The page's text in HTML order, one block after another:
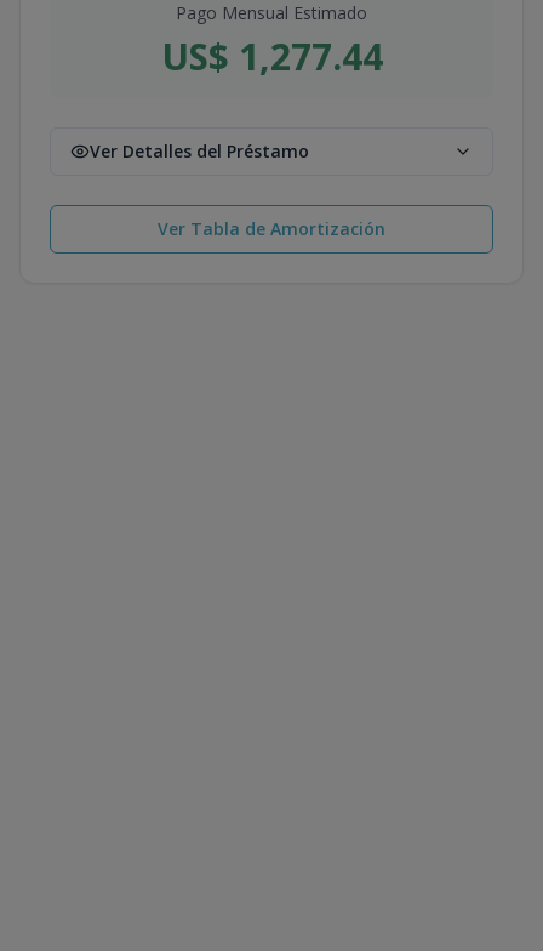
Pago Mensual Estimado
US$ 1,277.44
Ver Detalles del Préstamo
Ver Tabla de Amortización